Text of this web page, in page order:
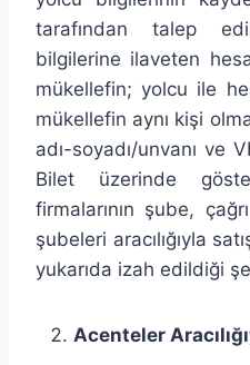
tarafından talep
bilgilerine ilaveten
mükellefin; yolcu ile
mükellefin aynı kişi
adı-soyadı/unvanı ve
Bilet üzerinde
firmalarının şube,
şubeleri aracılığıyla
yukarıda izah edildiği
Acenteler